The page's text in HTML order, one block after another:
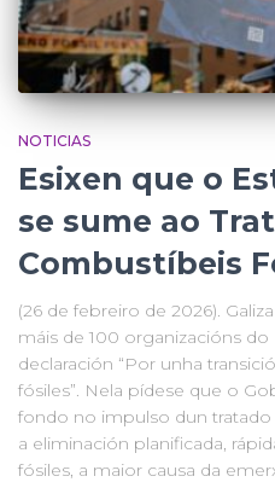
NOTICIAS
Esixen que o
se sume ao
Combustíbeis
(26 de febreiro de 2026).
máis de 100 organizacións do
declaración “Por unha
fósiles”. Nela pídese que o
fondo no impulso dun
a eliminación planificada,
fósiles, a maior causa da